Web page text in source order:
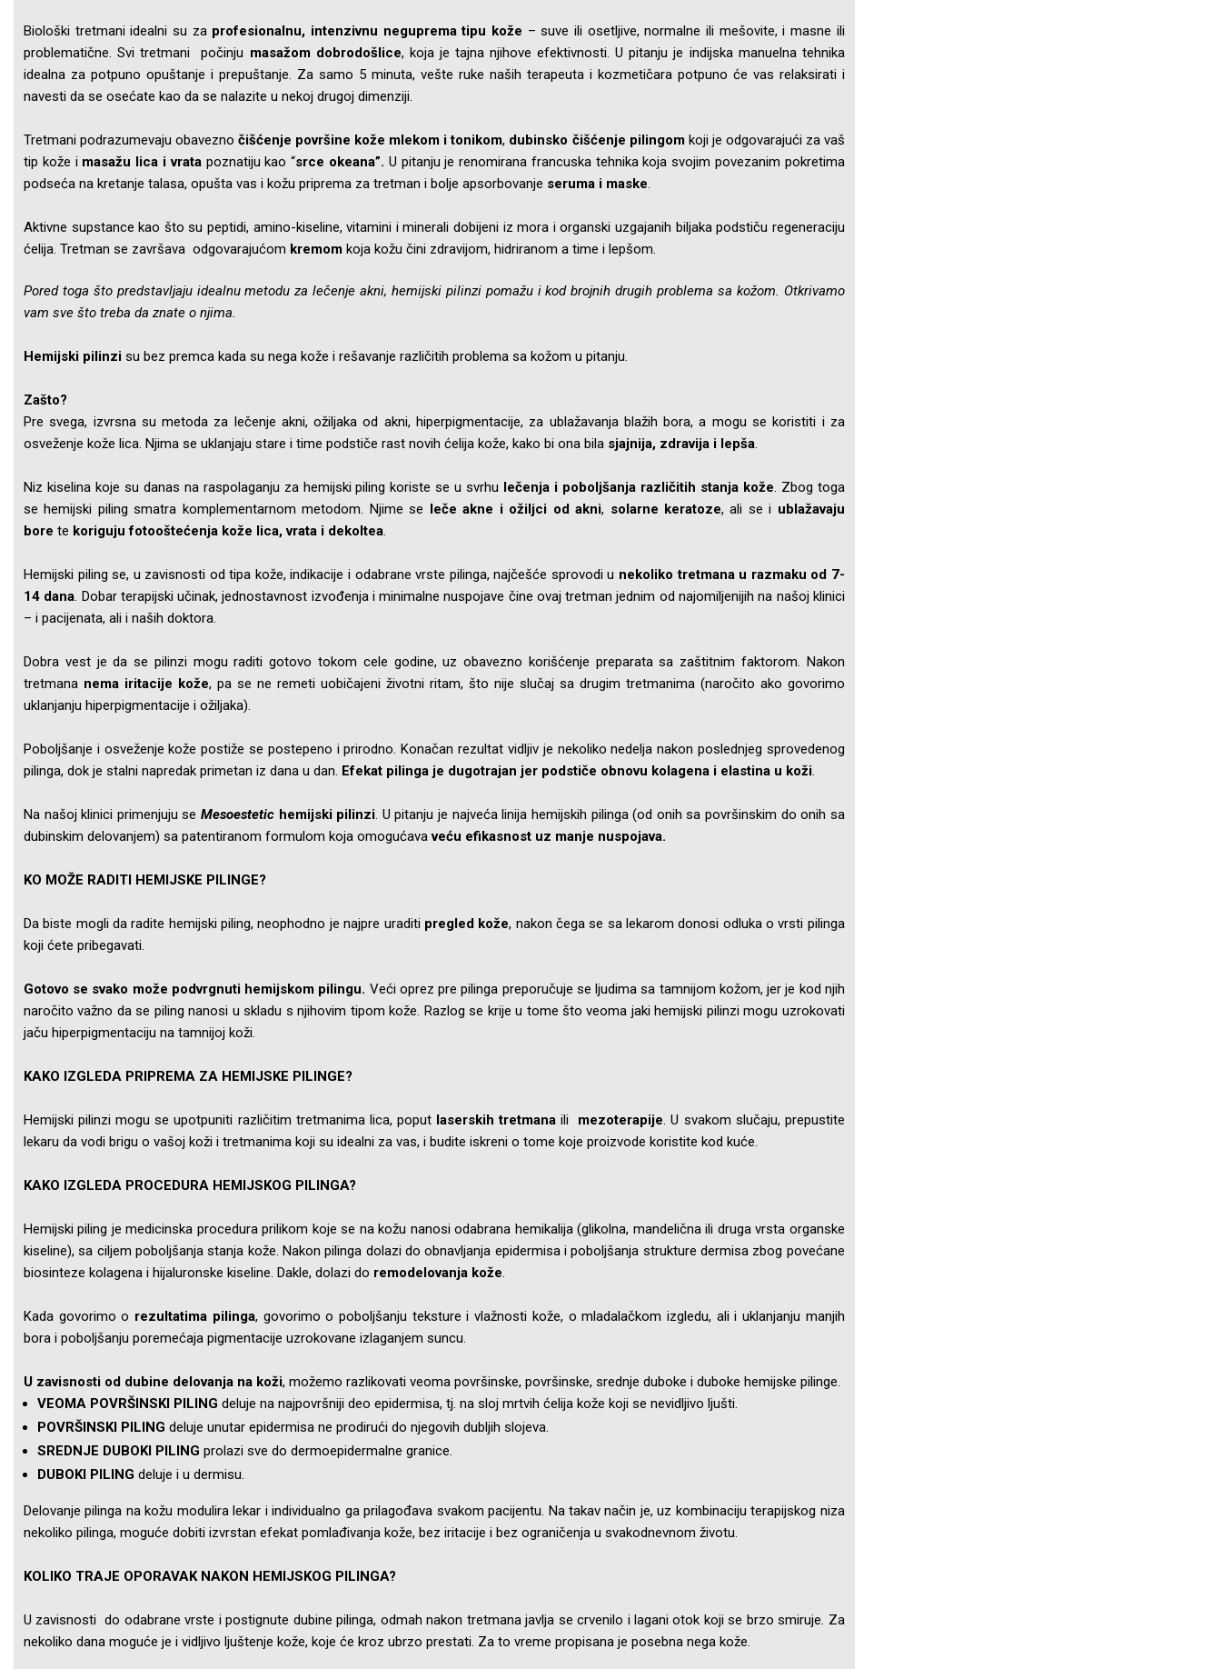
Biološki tretmani idealni su za profesionalnu, intenzivnu neguprema tipu kože – suve ili osetljive, normalne ili mešovite, i masne ili
problematične. Svi tretmani počinju masažom dobrodošlice, koja je tajna njihove efektivnosti. U pitanju je indijska manuelna tehnika
idealna za potpuno opuštanje i prepuštanje. Za samo 5 minuta, vešte ruke naših terapeuta i kozmetičara potpuno će vas relaksirati i
navesti da se osećate kao da se nalazite u nekoj drugoj dimenziji.
Tretmani podrazumevaju obaveznočišćenje površine kože mlekom i tonikom, dubinsko čišćenje pilingomkoji je odgovarajući za vaš
tip kože i masažu lica i vratapoznatiju kao “srce okeana”. U pitanju je renomirana francuska tehnika koja svojim povezanim pokretima
podseća na kretanje talasa, opušta vas i kožu priprema za tretman i bolje apsorbovanje seruma i maske.
Aktivne supstance kao što su peptidi, amino-kiseline, vitamini i minerali dobijeni iz mora i organski uzgajanih biljaka podstiču regeneraciju
ćelija. Tretman se završava odgovarajućom kremom koja kožu čini zdravijom, hidriranom a time i lepšom.
Pored toga što predstavljaju idealnu metodu za lečenje akni, hemijski pilinzi pomažu i kod brojnih drugih problema sa kožom. Otkrivamo
vam sve što treba da znate o njima.
Hemijski pilinzi su bez premca kada su nega kože i rešavanje različitih problema sa kožom u pitanju.
Zašto?
Pre svega, izvrsna su metoda za lečenje akni, ožiljaka od akni, hiperpigmentacije, za ublažavanja blažih bora, a mogu se koristiti i za
osveženje kože lica. Njima se uklanjaju stare i time podstiče rast novih ćelija kože, kako bi ona bila sjajnija, zdravija i lepša.
Niz kiselina koje su danas na raspolaganju za hemijski piling koriste se u svrhu lečenja i poboljšanja različitih stanja kože. Zbog toga
se hemijski piling smatra komplementarnom metodom. Njime se leče akne i ožiljci od akni, solarne keratoze, ali se i ublažavaju
bore te koriguju fotooštećenja kože lica, vrata i dekoltea.
Hemijski piling se, u zavisnosti od tipa kože, indikacije i odabrane vrste pilinga, najčešće sprovodi u nekoliko tretmana u razmaku od 7-
14 dana. Dobar terapijski učinak, jednostavnost izvođenja i minimalne nuspojave čine ovaj tretman jednim od najomiljenijih na našoj klinici
– i pacijenata, ali i naših doktora.
Dobra vest je da se pilinzi mogu raditi gotovo tokom cele godine, uz obavezno korišćenje preparata sa zaštitnim faktorom. Nakon
tretmana nema iritacije kože, pa se ne remeti uobičajeni životni ritam, što nije slučaj sa drugim tretmanima (naročito ako govorimo
uklanjanju hiperpigmentacije i ožiljaka).
Poboljšanje i osveženje kože postiže se postepeno i prirodno. Konačan rezultat vidljiv je nekoliko nedelja nakon poslednjeg sprovedenog
pilinga, dok je stalni napredak primetan iz dana u dan. Efekat pilinga je dugotrajan jer podstiče obnovu kolagena i elastina u koži.
Na našoj klinici primenjuju seMesoestetic hemijski pilinzi. U pitanju je najveća linija hemijskih pilinga (od onih sa površinskim do onih sa
dubinskim delovanjem) sa patentiranom formulom koja omogućavaveću efikasnost uz manje nuspojava.
KO MOŽE RADITI HEMIJSKE PILINGE?
Da biste mogli da radite hemijski piling, neophodno je najpre uraditi pregled kože, nakon čega se sa lekarom donosi odluka o vrsti pilinga
koji ćete pribegavati.
Gotovo se svako može podvrgnuti hemijskom pilingu. Veći oprez pre pilinga preporučuje se ljudima sa tamnijom kožom, jer je kod njih
naročito važno da se piling nanosi u skladu s njihovim tipom kože. Razlog se krije u tome što veoma jaki hemijski pilinzi mogu uzrokovati
jaču hiperpigmentaciju na tamnijoj koži.
KAKO IZGLEDA PRIPREMA ZA HEMIJSKE PILINGE?
Hemijski pilinzi mogu se upotpuniti različitim tretmanima lica, poput laserskih tretmana ili mezoterapije. U svakom slučaju, prepustite
lekaru da vodi brigu o vašoj koži i tretmanima koji su idealni za vas, i budite iskreni o tome koje proizvode koristite kod kuće.
KAKO IZGLEDA PROCEDURA HEMIJSKOG PILINGA?
Hemijski piling je medicinska procedura prilikom koje se na kožu nanosi odabrana hemikalija (glikolna, mandelična ili druga vrsta organske
kiseline), sa ciljem poboljšanja stanja kože. Nakon pilinga dolazi do obnavljanja epidermisa i poboljšanja strukture dermisa zbog povećane
biosinteze kolagena i hijaluronske kiseline. Dakle, dolazi do remodelovanja kože.
Kada govorimo o rezultatima pilinga, govorimo o poboljšanju teksture i vlažnosti kože, o mladalačkom izgledu, ali i uklanjanju manjih
bora i poboljšanju poremećaja pigmentacije uzrokovane izlaganjem suncu.
U zavisnosti od dubine delovanja na koži, možemo razlikovati veoma površinske, površinske, srednje duboke i duboke hemijske pilinge.
VEOMA POVRŠINSKI PILING deluje na najpovršniji deo epidermisa, tj. na sloj mrtvih ćelija kože koji se nevidljivo ljušti.
POVRŠINSKI PILING deluje unutar epidermisa ne prodirući do njegovih dubljih slojeva.
SREDNJE DUBOKI PILING prolazi sve do dermoepidermalne granice.
DUBOKI PILING deluje i u dermisu.
Delovanje pilinga na kožu modulira lekar i individualno ga prilagođava svakom pacijentu. Na takav način je, uz kombinaciju terapijskog niza
nekoliko pilinga, moguće dobiti izvrstan efekat pomlađivanja kože, bez iritacije i bez ograničenja u svakodnevnom životu.
KOLIKO TRAJE OPORAVAK NAKON HEMIJSKOG PILINGA?
U zavisnosti do odabrane vrste i postignute dubine pilinga, odmah nakon tretmana javlja se crvenilo i lagani otok koji se brzo smiruje. Za
nekoliko dana moguće je i vidljivo ljuštenje kože, koje će kroz ubrzo prestati. Za to vreme propisana je posebna nega kože.